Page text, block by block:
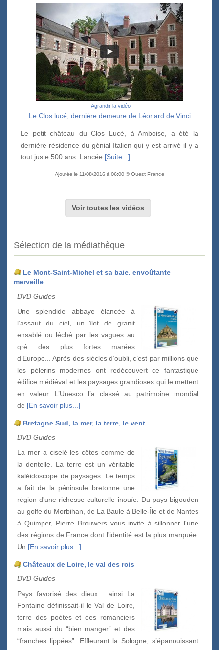
Agrandir la vidéo
Le Clos lucé, dernière demeure de Léonard de Vinci
Le petit château du Clos Lucé, à Amboise, a été la
dernière résidence du génial Italien qui y est arrivé il y a
tout juste 500 ans. Lancée [Suite...]
Ajoutée le 11/08/2016 à 06:00 © Ouest France
Voir toutes les vidéos
Sélection de la médiathèque
Le Mont-Saint-Michel et sa baie, envoûtante
merveille
DVD Guides
Une splendide abbaye élancée à
l’assaut du ciel, un îlot de granit
ensablé ou léché par les vagues au
gré des plus fortes marées
d’Europe... Après des siècles d’oubli, c’est par millions que
les pèlerins modernes ont redécouvert ce fantastique
édifice médiéval et les paysages grandioses qui le mettent
en valeur. L’Unesco l’a classé au patrimoine mondial
de [En savoir plus...]
Bretagne Sud, la mer, la terre, le vent
DVD Guides
La mer a ciselé les côtes comme de
la dentelle. La terre est un véritable
kaléidoscope de paysages. Le temps
a fait de la péninsule bretonne une
région d'une richesse culturelle inouïe. Du pays bigouden
au golfe du Morbihan, de La Baule à Belle-Île et de Nantes
à Quimper, Pierre Brouwers vous invite à sillonner l'une
des régions de France dont l'identité est la plus marquée.
Un [En savoir plus...]
Châteaux de Loire, le val des rois
DVD Guides
Pays favorisé des dieux : ainsi La
Fontaine définissait-il le Val de Loire,
terre des poètes et des romanciers
mais aussi du “bien manger” et des
“franches lippées”. Effleurant la Sologne, s’épanouissant